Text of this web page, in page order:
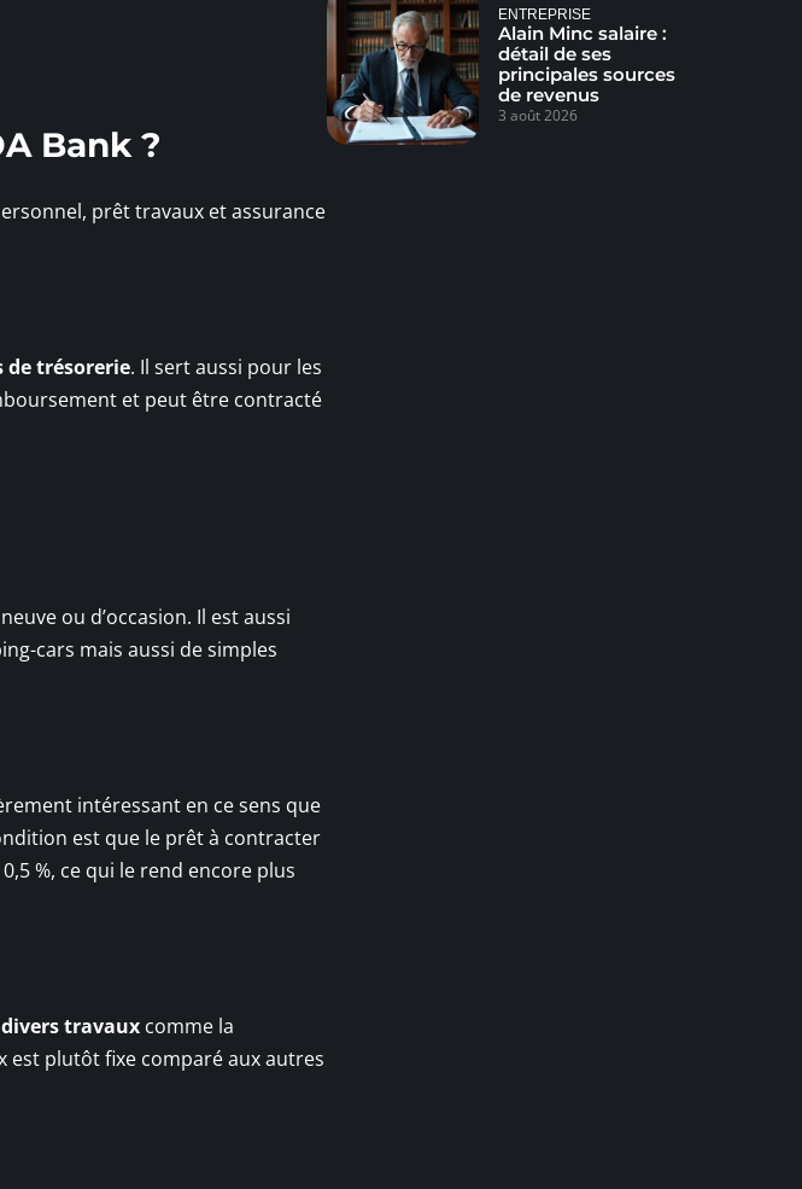
Bank ?
prêt travaux et assurance
de trésorerie. Il sert aussi pour les
et peut être contracté
neuve ou d’occasion. Il est aussi
cars mais aussi de simples
intéressant en ce sens que
est que le prêt à contracter
%, ce qui le rend encore plus
divers travaux comme la
est plutôt fixe comparé aux autres
ENTREPRISE
Alain Minc salaire :
détail de ses
principales sources
de revenus
3 août 2026